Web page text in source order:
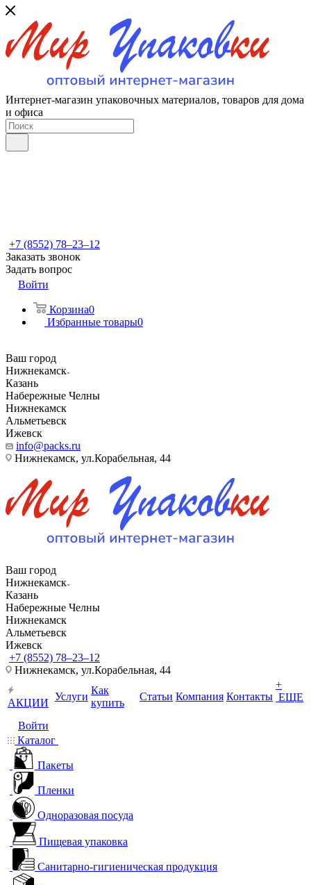
Интернет-магазин упаковочных материалов, товаров для дома
и офиса
+7 (8552) 78‒23‒12
Заказать звонок
Задать вопрос
Войти
Корзина0
Избранные товары0
Ваш город
Нижнекамск
Казань
Набережные Челны
Нижнекамск
Альметьевск
Ижевск
info@packs.ru
Нижнекамск, ​ул.Корабельная, 44
Ваш город
Нижнекамск
Казань
Набережные Челны
Нижнекамск
Альметьевск
Ижевск
+7 (8552) 78‒23‒12
Нижнекамск, ​ул.Корабельная, 44
АКЦИИ
Услуги
Как
купить
Статьи Компания Контакты
+
ЕЩЕ
Войти
Каталог
Пакеты
Пленки
Одноразовая посуда
Пищевая упаковка
Санитарно-гигиеническая продукция